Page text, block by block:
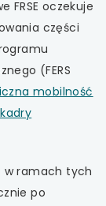
FRSE oczekuje
części
(FERS
mobilność
w ramach tych
po